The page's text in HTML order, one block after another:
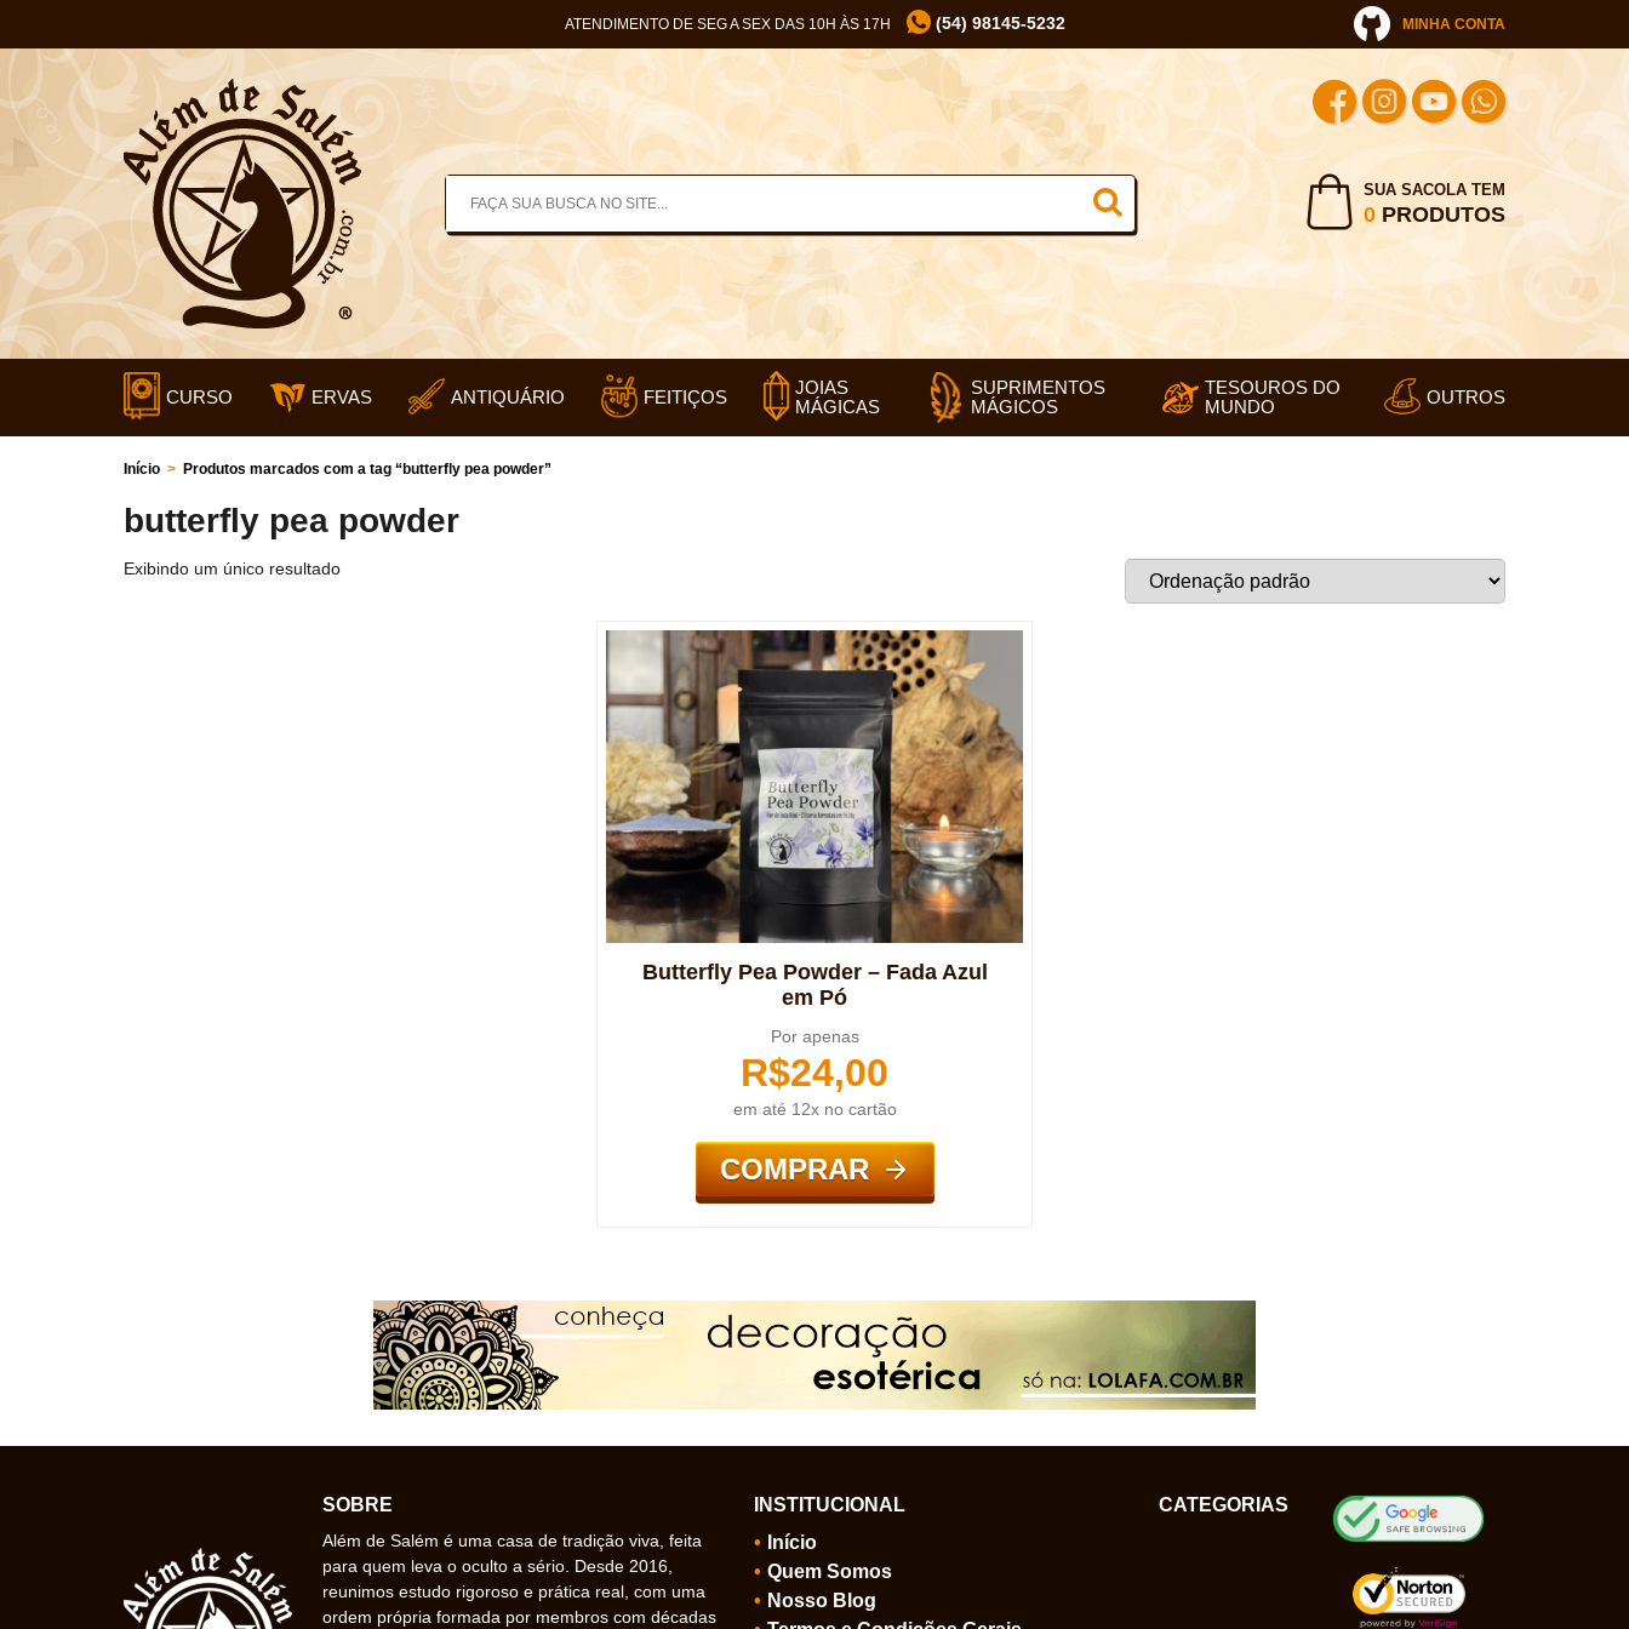
ATENDIMENTO DE SEG A SEX DAS 10H ÀS 17H (54) 98145-5232 MINHA CONTA
SUA SACOLA TEM
0PRODUTOS
CURSO ERVAS ANTIQUÁRIO FEITIÇOS
JOIAS
MÁGICAS
SUPRIMENTOS
MÁGICOS
TESOUROS DO
MUNDO
OUTROS
Início > Produtos marcados com a tag “butterfly pea powder”
butterfly pea powder
Exibindo um único resultado
Butterfly Pea Powder – Fada Azul
em Pó
Por apenas
R$24,00
em até 12x no cartão
COMPRAR
SOBRE
Além de Salém é uma casa de tradição viva, feita
para quem leva o oculto a sério. Desde 2016,
reunimos estudo rigoroso e prática real, com uma
ordem própria formada por membros com décadas
INSTITUCIONAL
Início
Quem Somos
Nosso Blog
CATEGORIAS